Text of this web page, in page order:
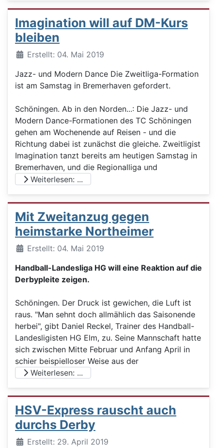
Imagination will auf DM-Kurs
bleiben
DetailsErstellt: 04. Mai 2019
Jazz- und Modern Dance Die Zweitliga-Formation
ist am Samstag in Bremerhaven gefordert.
Schöningen. Ab in den Norden...: Die Jazz- und
Modern Dance-Formationen des TC Schöningen
gehen am Wochenende auf Reisen - und die
Richtung dabei ist zunächst die gleiche. Zweitligist
Imagination tanzt bereits am heutigen Samstag in
Bremerhaven, und die Regionalliga und
Weiterlesen: ...
Mit Zweitanzug gegen
heimstarke Northeimer
DetailsErstellt: 04. Mai 2019
Handball-Landesliga HG will eine Reaktion auf die
Derbypleite zeigen.
Schöningen. Der Druck ist gewichen, die Luft ist
raus. "Man sehnt doch allmählich das Saisonende
herbei", gibt Daniel Reckel, Trainer des Handball-
Landesligisten HG Elm, zu. Seine Mannschaft hatte
sich zwischen Mitte Februar und Anfang April in
schier beispielloser Weise aus der
Weiterlesen: ...
HSV-Express rauscht auch
durchs Derby
DetailsErstellt: 29. April 2019